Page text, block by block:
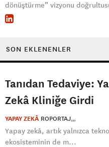
dönüştürme” vizyonu
SON EKLENENLER
Tanıdan Tedaviye:
Zekâ Kliniğe Girdi
YAPAY ZEKÂ ROPORTAJ
Yapay zekâ, artık yalnızca
ekosisteminin de m...